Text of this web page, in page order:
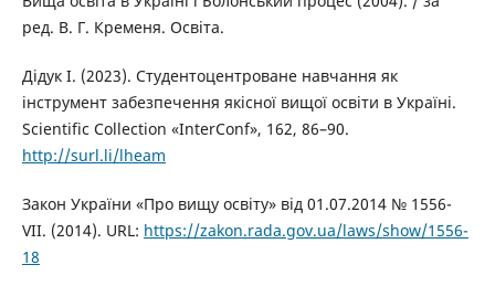
ред. В. Г. Кременя. Освіта.
Дідук І. (2023). Студентоцентроване навчання як
інструмент забезпечення якісної вищої освіти в Україні.
Scientific Collection «InterConf», 162, 86–90.
http://surl.li/lheam
Закон України «Про вищу освіту» від 01.07.2014 № 1556-
VII. (2014). URL: https://zakon.rada.gov.ua/laws/show/1556-
18